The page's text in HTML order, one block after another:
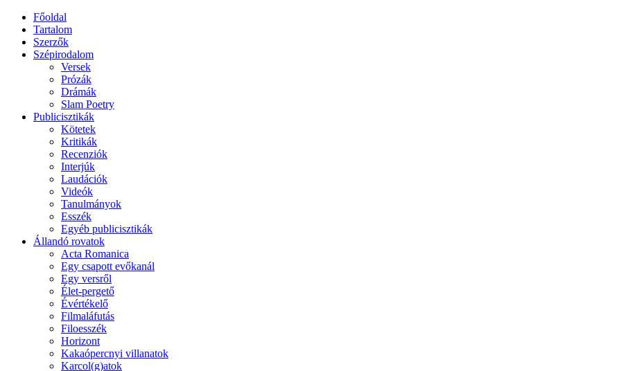
Főoldal
Tartalom
Szerzők
Szépirodalom
Versek
Prózák
Drámák
Slam Poetry
Publicisztikák
Kötetek
Kritikák
Recenziók
Interjúk
Laudációk
Videók
Tanulmányok
Esszék
Egyéb publicisztikák
Állandó rovatok
Acta Romanica
Egy csapott evőkanál
Egy versről
Élet-pergető
Évértékelő
Filmaláfutás
Filoesszék
Horizont
Kakaópercnyi villanatok
Karcol(g)atok